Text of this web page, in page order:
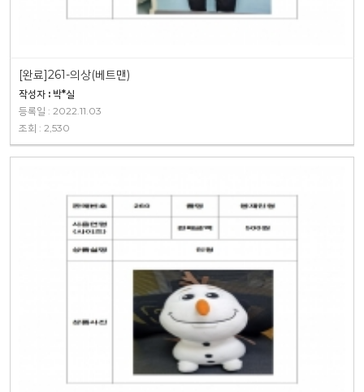
[완료]261-의상(베트맨)
작성자 : 박*실
등록일 : 2022.11.03
조회 : 2,530